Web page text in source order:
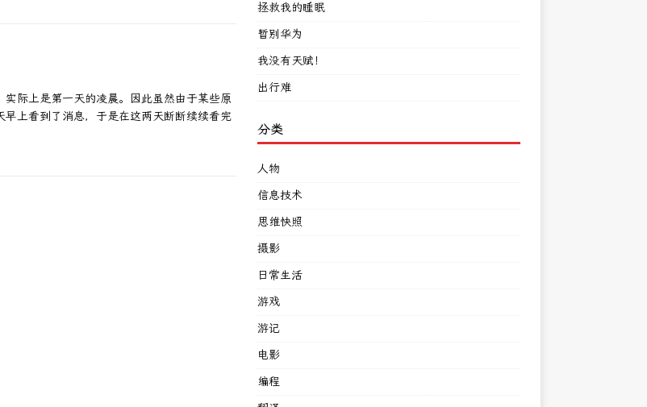
际上是第一天的凌晨。因此虽然由于某些原
上看到了消息，于是在这两天断断续续看完
拯救我的睡眠
暂别华为
我没有天赋！
出行难
分类
人物
信息技术
思维快照
摄影
日常生活
游戏
游记
电影
编程